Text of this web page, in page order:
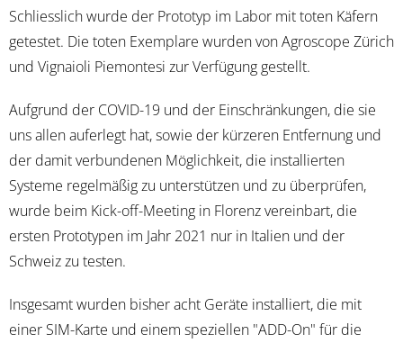
Schliesslich wurde der Prototyp im Labor mit toten Käfern
getestet. Die toten Exemplare wurden von Agroscope Zürich
und Vignaioli Piemontesi zur Verfügung gestellt.
Aufgrund der COVID-19 und der Einschränkungen, die sie
uns allen auferlegt hat, sowie der kürzeren Entfernung und
der damit verbundenen Möglichkeit, die installierten
Systeme regelmäßig zu unterstützen und zu überprüfen,
wurde beim Kick-off-Meeting in Florenz vereinbart, die
ersten Prototypen im Jahr 2021 nur in Italien und der
Schweiz zu testen.
Insgesamt wurden bisher acht Geräte installiert, die mit
einer SIM-Karte und einem speziellen "ADD-On" für die